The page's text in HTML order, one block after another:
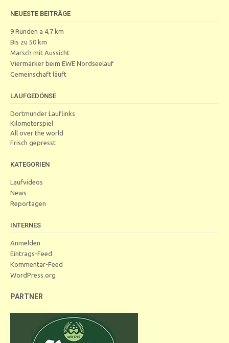
NEUESTE BEITRÄGE
9 Runden a 4,7 km
Bis zu 50 km
Marsch mit Aussicht
Viermärker beim EWE Nordseelauf
Gemeinschaft läuft
LAUFGEDÖNSE
Dortmunder Lauflinks
Kilometerspiel
All over the world
Frisch gepresst
KATEGORIEN
Laufvideos
News
Reportagen
INTERNES
Anmelden
Eintrags-Feed
Kommentar-Feed
WordPress.org
PARTNER